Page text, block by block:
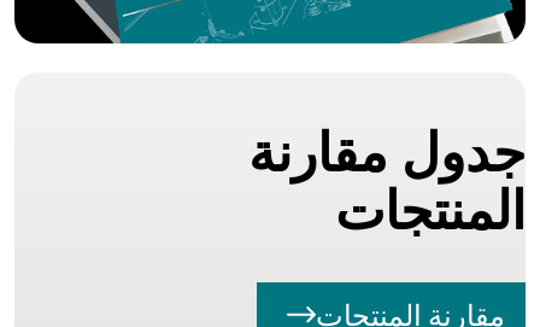
جدول مقارنة
المنتجات
مقارنة المنتجات